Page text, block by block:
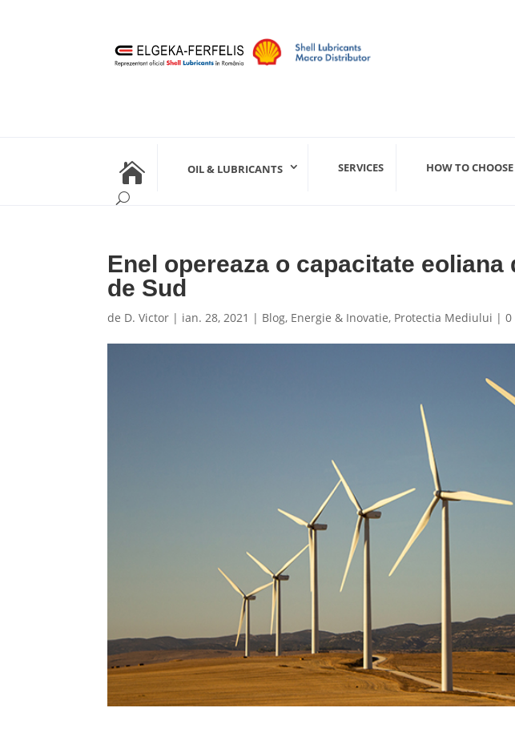
 OIL & LUBRICANTS SERVICES HOW TO CHOOSE
Enel opereaza o capacitate eoliana
de Sud
de D. Victor | ian. 28, 2021 | Blog, Energie & Inovatie, Protectia Mediului |0